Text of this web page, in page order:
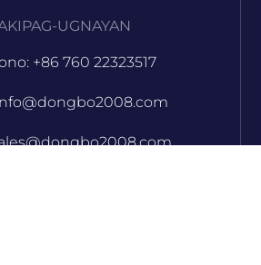
UGNAYAN
+86 760 22323517